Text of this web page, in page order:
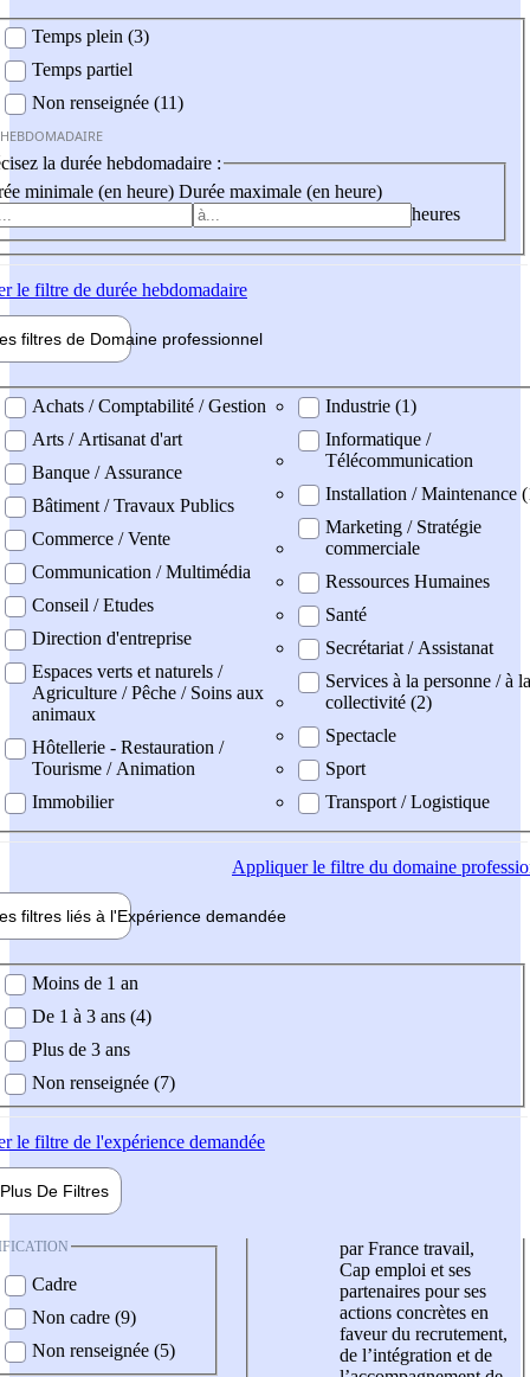
Temps plein (3)
Temps partiel
Non renseignée (11)
la durée hebdomadaire :
minimale (en heure) Durée maximale (en heure)
heures
le filtre de durée hebdomadaire
filtres de Domaine professionnel
professionel
Achats / Comptabilité / Gestion
Arts / Artisanat d'art
Banque / Assurance
Bâtiment / Travaux Publics
Commerce / Vente
Communication / Multimédia
Conseil / Etudes
Direction d'entreprise
Espaces verts et naturels /
Agriculture / Pêche / Soins aux
animaux
Hôtellerie - Restauration /
Tourisme / Animation
Immobilier
Industrie (1)
Informatique /
Télécommunication
Installation / Maintenance
Marketing / Stratégie
commerciale
Ressources Humaines
Santé
Secrétariat / Assistanat
Services à la personne / à la
collectivité (2)
Spectacle
Sport
Transport / Logistique
Appliquerle filtre du domaine
filtres liés à l'Expérience demandée
demandée
Moins de 1 an
De 1 à 3 ans (4)
Plus de 3 ans
Non renseignée (7)
le filtre de l'expérience demandée
Plus De Filtres
Cadre
Non cadre (9)
Non renseignée (5)
par France travail,
Cap emploi et ses
partenaires pour ses
actions concrètes en
faveur du recrutement,
de l’intégration et de